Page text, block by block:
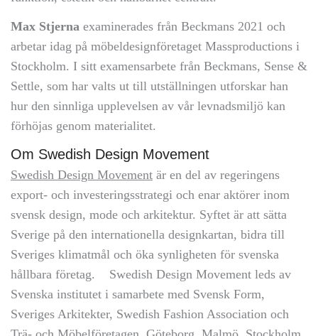
Max Stjerna examinerades från Beckmans 2021 och
arbetar idag på möbeldesignföretaget Massproductions i
Stockholm. I sitt examensarbete från Beckmans, Sense &
Settle, som har valts ut till utställningen utforskar han
hur den sinnliga upplevelsen av vår levnadsmiljö kan
förhöjas genom materialitet.
Om Swedish Design Movement
Swedish Design Movement är en del av regeringens
export- och investeringsstrategi och enar aktörer inom
svensk design, mode och arkitektur. Syftet är att sätta
Sverige på den internationella designkartan, bidra till
Sveriges klimatmål och öka synligheten för svenska
hållbara företag. Swedish Design Movement leds av
Svenska institutet i samarbete med Svensk Form,
Sveriges Arkitekter, Swedish Fashion Association och